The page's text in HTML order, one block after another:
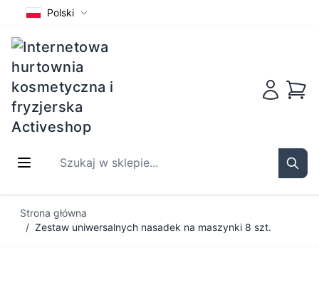
Polski
Szukaj w sklepie...
Strona główna
/ Zestaw uniwersalnych nasadek na maszynki 8 szt.